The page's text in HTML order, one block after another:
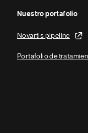
Nuestro portafolio
Novartis pipeline
Portafolio de